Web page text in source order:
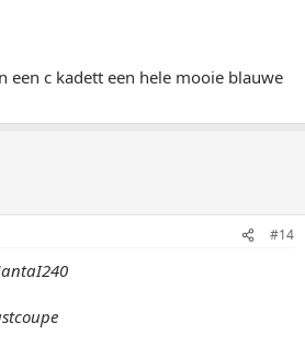
een c kadett een hele mooie blauwe
#14